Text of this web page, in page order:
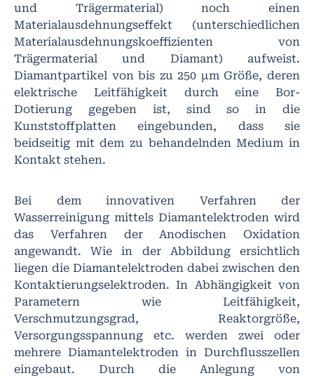
und Trägermaterial) noch einen
Materialausdehnungseffekt (unterschiedlichen
Materialausdehnungskoeffizienten von
Trägermaterial und Diamant) aufweist.
Diamantpartikel von bis zu 250 µm Größe, deren
elektrische Leitfähigkeit durch eine Bor-
Dotierung gegeben ist, sind so in die
Kunststoffplatten eingebunden, dass sie
beidseitig mit dem zu behandelnden Medium in
Kontakt stehen.
Bei dem innovativen Verfahren der
Wasserreinigung mittels Diamantelektroden wird
das Verfahren der Anodischen Oxidation
angewandt. Wie in der Abbildung ersichtlich
liegen die Diamantelektroden dabei zwischen den
Kontaktierungselektroden. In Abhängigkeit von
Parametern wie Leitfähigkeit,
Verschmutzungsgrad, Reaktorgröße,
Versorgungsspannung etc. werden zwei oder
mehrere Diamantelektroden in Durchflusszellen
eingebaut. Durch die Anlegung von